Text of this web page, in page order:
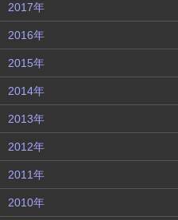
2017年
2016年
2015年
2014年
2013年
2012年
2011年
2010年